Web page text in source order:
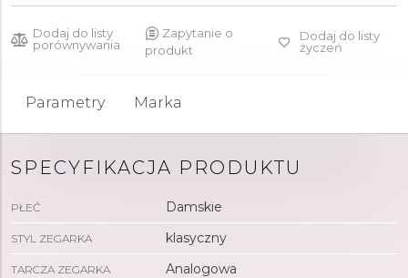
Dodaj do listy
porównywania
Zapytanie o
produkt
Dodaj do listy
życzeń
Parametry Marka
SPECYFIKACJA PRODUKTU
PŁEĆ Damskie
STYL ZEGARKA klasyczny
TARCZA ZEGARKA Analogowa